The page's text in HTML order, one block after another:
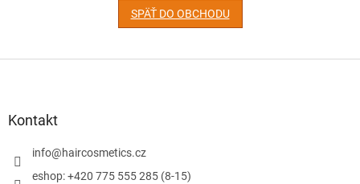
SPÄŤ DO OBCHODU
Kontakt
info@haircosmetics.cz
eshop: +420 775 555 285 (8-15)